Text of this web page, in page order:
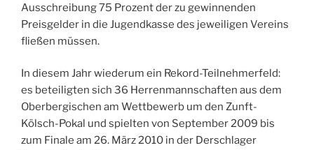
Ausschreibung 75 Prozent der zu gewinnenden
Preisgelder in die Jugendkasse des jeweiligen Vereins
fließen müssen.
In diesem Jahr wiederum ein Rekord-Teilnehmerfeld:
es beteiligten sich 36 Herrenmannschaften aus dem
Oberbergischen am Wettbewerb um den Zunft-
Kölsch-Pokal und spielten von September 2009 bis
zum Finale am 26. März 2010 in der Derschlager